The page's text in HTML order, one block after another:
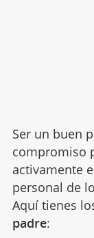
Ser un buen
compromiso
activamente
personal de
Aquí tienes
padre: